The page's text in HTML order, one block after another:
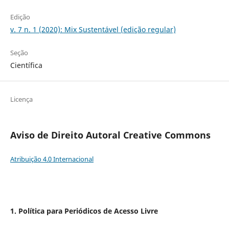
Edição
v. 7 n. 1 (2020): Mix Sustentável (edição regular)
Seção
Científica
Licença
Aviso de Direito Autoral Creative Commons
Atribuição 4.0 Internacional
1. Política para Periódicos de Acesso Livre